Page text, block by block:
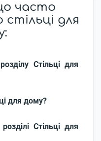
часто
для
Стільці для
для дому?
Стільці для